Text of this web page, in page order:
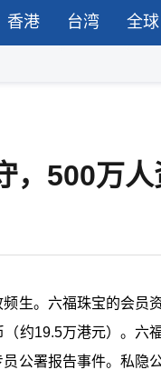
香港 台湾 全球
，500万人
生。六福珠宝的会
约19.5万港元）。
公署报告事件。私